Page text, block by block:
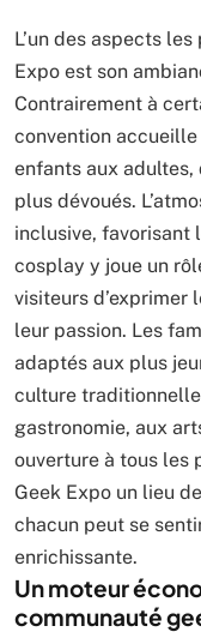
L’un des aspects
Expo est son
Contrairement à
convention
enfants aux
plus dévoués.
inclusive, favorisant
cosplay y joue un
visiteurs
leur passion. Les
adaptés aux plus
culture
gastronomie, aux
ouverture à tous les
Geek Expo un lieu
chacun peut se
enrichissante.
Un moteur
communauté